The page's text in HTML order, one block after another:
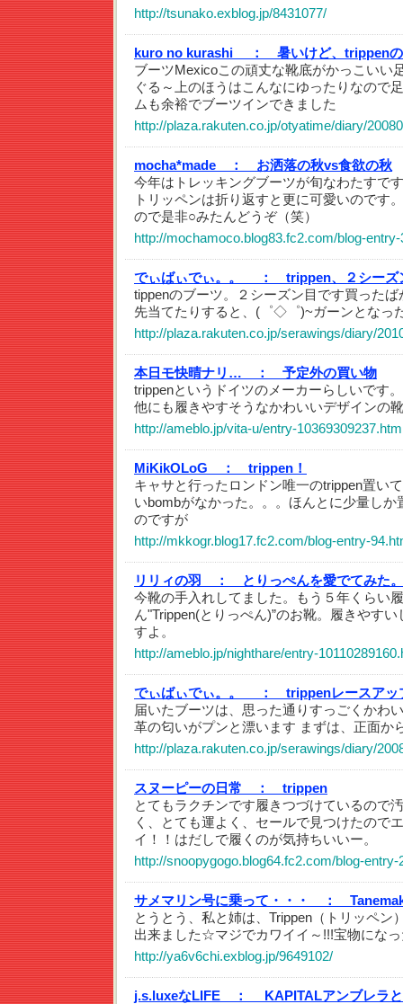
http://tsunako.exblog.jp/8431077/
kuro no kurashi ：
暑いけど、trippen
ブーツMexicoこの頑丈な靴底がかっこいい
ぐる～上のほうはこんなにゆったりなので
ムも余裕でブーツインできました
http://plaza.rakuten.co.jp/otyatime/diary/
mocha*made ：
お洒落の秋vs食欲の秋
今年はトレッキングブーツが旬なわたすで
トリッペンは折り返すと更に可愛いのです
ので是非○みたんどうぞ（笑）
http://mochamoco.blog83.fc2.com/blog-
でぃばぃでぃ。。 ：
trippen、２シーズ
tippenのブーツ。２シーズン目です買った
先当てたりすると、(゜◇゜)~ガーンとなっ
http://plaza.rakuten.co.jp/serawings/diary/
本日モ快晴ナリ… ：
予定外の買い物
trippenというドイツのメーカーらしいです
他にも履きやすそうなかわいいデザインの
http://ameblo.jp/vita-u/entry-
MiKikOLoG ：
trippen！
キャサと行ったロンドン唯一のtrippen置い
いbombがなかった。。。ほんとに少量し
のですが
http://mkkogr.blog17.fc2.com/blog-entry-
リリィの羽 ：
とりっぺんを愛でてみた。
今靴の手入れしてました。もう５年くらい
ん"Trippen(とりっぺん)”のお靴。履きやす
すよ。
http://ameblo.jp/nighthare/entry-
でぃばぃでぃ。。 ：
trippenレースアッ
届いたブーツは、思った通りすっごくかわ
革の匂いがプンと漂います まずは、正面か
http://plaza.rakuten.co.jp/serawings/diary/
スヌーピーの日常 ：
trippen
とてもラクチンです履きつづけているので
く、とても運よく、セールで見つけたの
イ！！はだしで履くのが気持ちいいー。
http://snoopygogo.blog64.fc2.com/blog-entry-
サメマリン号に乗って・・・ ：
とうとう、私と姉は、Trippen（トリッペン
出来ました☆マジでカワイイ～!!!宝物にな
http://ya6v6chi.exblog.jp/9649102/
j.s.luxeなLIFE ：
KAPITALアンブレラ